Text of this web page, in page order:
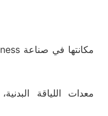
معدات اللياقة